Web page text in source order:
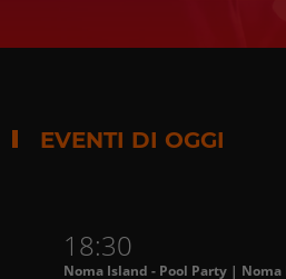
EVENTI DI OGGI
18:30
Noma Island - Pool Party | Noma